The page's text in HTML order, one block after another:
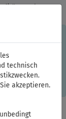
✓
die Session-
Rechner
des
technisch
akzeptieren.